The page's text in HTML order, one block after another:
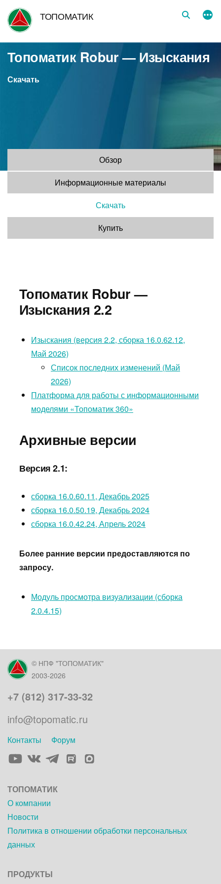
Перейти
содержимому
ТОПОМАТИК
Топоматик Robur — Изыскания
Скачать
Обзор
Информационные материалы
Скачать
Купить
Топоматик Robur —
Изыскания 2.2
Изыскания (версия 2.2, сборка 16.0.62.12,
Май 2026)
Список последних изменений (Май
2026)
Платформа для работы с информационными
моделями «Топоматик 360»
Архивные версии
Версия 2.1:
сборка 16.0.60.11, Декабрь 2025
сборка 16.0.50.19, Декабрь 2024
сборка 16.0.42.24, Апрель 2024
Более ранние версии предоставляются по
запросу.
Модуль просмотра визуализации (сборка
2.0.4.15)
© НПФ "ТОПОМАТИК"
2003-2026
+7 (812) 317-33-32
info@topomatic.ru
Контакты
Форум
ЭлементЭлемент
ЭлементЭлемент
ТОПОМАТИК
О компании
Новости
Политика в отношении обработки персональных
данных
ПРОДУКТЫ